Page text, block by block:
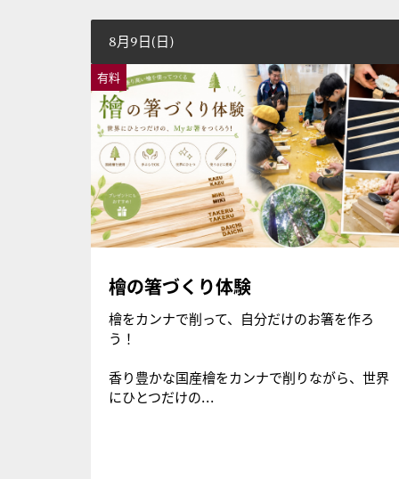
8月9日(日)
有料
檜の箸づくり体験
檜をカンナで削って、自分だけのお箸を作ろ
う！
香り豊かな国産檜をカンナで削りながら、世界
にひとつだけの...